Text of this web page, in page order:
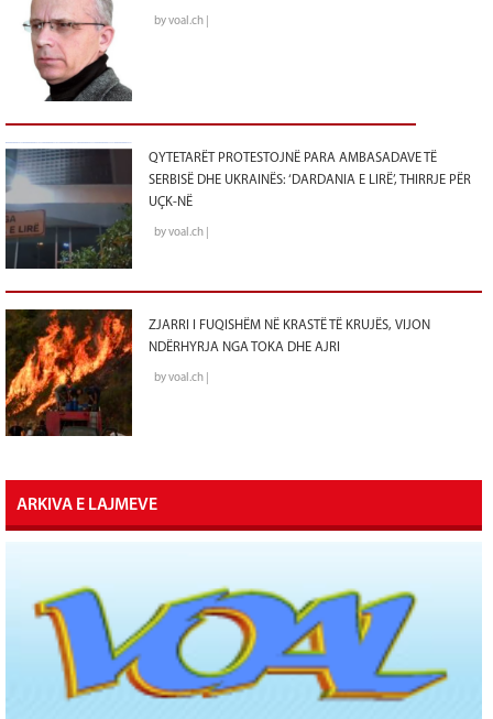
by voal.ch |
QYTETARËT PROTESTOJNË PARA AMBASADAVE TË
SERBISË DHE UKRAINËS: ‘DARDANIA E LIRË’, THIRRJE PËR
UÇK-NË
by voal.ch |
ZJARRI I FUQISHËM NË KRASTË TË KRUJËS, VIJON
NDËRHYRJA NGA TOKA DHE AJRI
by voal.ch |
ARKIVA E LAJMEVE